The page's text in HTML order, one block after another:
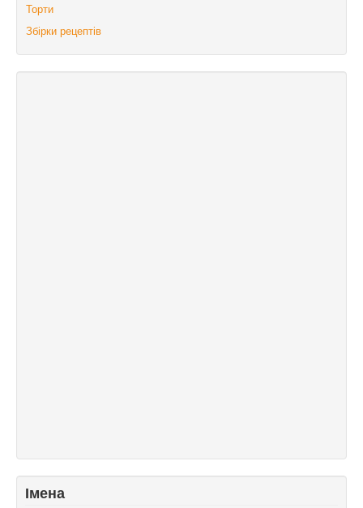
Торти
Збірки рецептів
Імена